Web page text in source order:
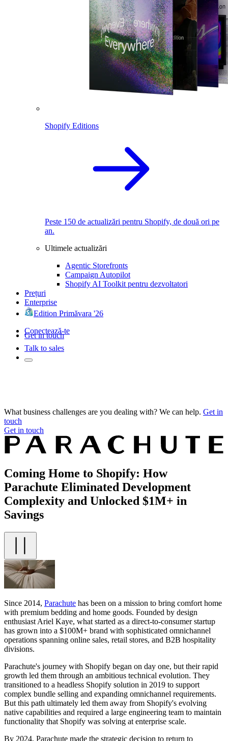
Shopify Editions
Peste 150 de actualizări pentru Shopify, de două ori pe
an.
Ultimele actualizări
Agentic Storefronts
Campaign Autopilot
Shopify AI Toolkit pentru dezvoltatori
Prețuri
Enterprise
Edition Primăvara '26
Conectează-te
Get in touch
Talk to sales
What business challenges are you dealing with? We can help. Get in
touch
Get in touch
Coming Home to Shopify: How
Parachute Eliminated Development
Complexity and Unlocked $1M+ in
Savings
Since 2014, Parachute has been on a mission to bring comfort home
with premium bedding and home goods. Founded by design
enthusiast Ariel Kaye, what started as a direct-to-consumer startup
has grown into a $100M+ brand with sophisticated omnichannel
operations spanning online sales, retail stores, and B2B hospitality
divisions.
Parachute's journey with Shopify began on day one, but their rapid
growth led them through an ambitious technical evolution. They
transitioned to a headless Shopify solution in 2019 to support
complex bundle selling and expanding omnichannel requirements.
But this path ultimately led them away from Shopify's evolving
native capabilities and required a large engineering team to maintain
functionality that Shopify was solving at enterprise scale.
By 2024, Parachute made the strategic decision to return to